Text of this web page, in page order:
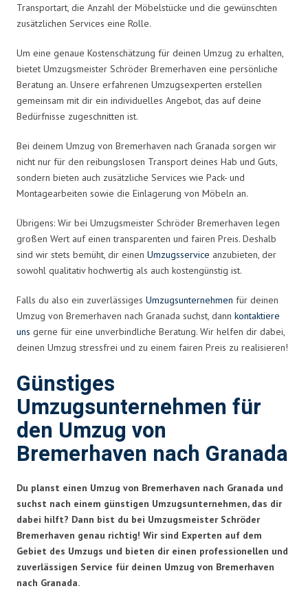
Transportart, die Anzahl der Möbelstücke und die gewünschten
zusätzlichen Services eine Rolle.
Um eine genaue Kostenschätzung für deinen Umzug zu erhalten,
bietet Umzugsmeister Schröder Bremerhaven eine persönliche
Beratung an. Unsere erfahrenen Umzugsexperten erstellen
gemeinsam mit dir ein individuelles Angebot, das auf deine
Bedürfnisse zugeschnitten ist.
Bei deinem Umzug von Bremerhaven nach Granada sorgen wir
nicht nur für den reibungslosen Transport deines Hab und Guts,
sondern bieten auch zusätzliche Services wie Pack- und
Montagearbeiten sowie die Einlagerung von Möbeln an.
Übrigens: Wir bei Umzugsmeister Schröder Bremerhaven legen
großen Wert auf einen transparenten und fairen Preis. Deshalb
sind wir stets bemüht, dir einen Umzugsservice anzubieten, der
sowohl qualitativ hochwertig als auch kostengünstig ist.
Falls du also ein zuverlässiges Umzugsunternehmen für deinen
Umzug von Bremerhaven nach Granada suchst, dann kontaktiere
uns gerne für eine unverbindliche Beratung. Wir helfen dir dabei,
deinen Umzug stressfrei und zu einem fairen Preis zu realisieren!
Günstiges
Umzugsunternehmen für
den Umzug von
Bremerhaven nach Granada
Du planst einen Umzug von Bremerhaven nach Granada und
suchst nach einem günstigen Umzugsunternehmen, das dir
dabei hilft? Dann bist du bei Umzugsmeister Schröder
Bremerhaven genau richtig! Wir sind Experten auf dem
Gebiet des Umzugs und bieten dir einen professionellen und
zuverlässigen Service für deinen Umzug von Bremerhaven
nach Granada.